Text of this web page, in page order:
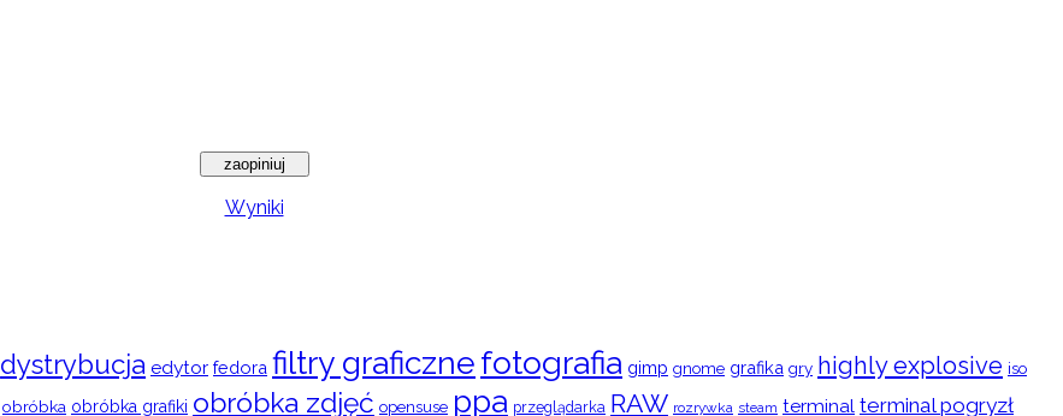
Wyniki
dystrybucja edytor fedora filtry graficznefotografia gimp gnome grafika gry highly explosive iso
obróbka obróbka grafiki obróbka zdjęć opensuse ppa przeglądarka RAW rozrywka steam terminal terminal pogryzł